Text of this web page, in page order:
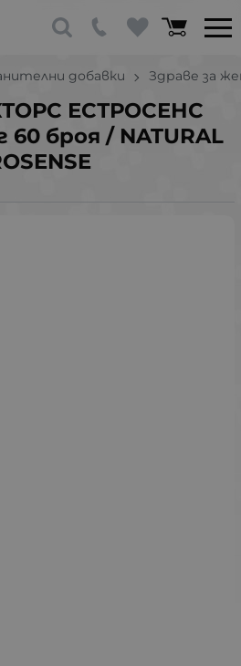
добавки Здраве за
ЕСТРОСЕНС
60 броя / NATURAL